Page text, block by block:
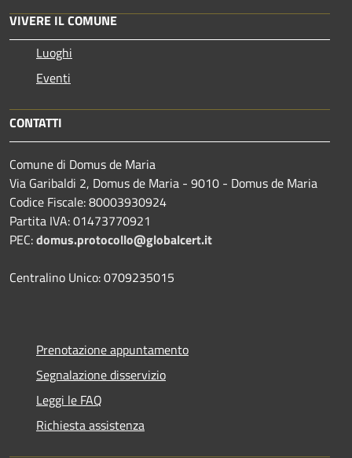
VIVERE IL COMUNE
Luoghi
Eventi
CONTATTI
Comune di Domus de Maria
Via Garibaldi 2, Domus de Maria - 9010 - Domus de Maria
Codice Fiscale: 80003930924
Partita IVA: 01473770921
PEC:domus.protocollo@globalcert.it
Centralino Unico: 0709235015
Prenotazione appuntamento
Segnalazione disservizio
Leggi le FAQ
Richiesta assistenza